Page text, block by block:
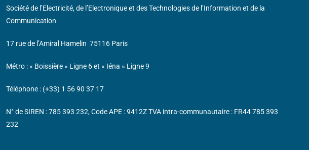
Société de l’Electricité, de l’Electronique et des Technologies de l’Information et de la
Communication
17 rue de l’Amiral Hamelin 75116 Paris
Métro : « Boissière » Ligne 6 et « Iéna » Ligne 9
Téléphone : (+33) 1 56 90 37 17
N° de SIREN : 785 393 232, Code APE : 9412Z TVA intra-communautaire : FR44 785 393
232